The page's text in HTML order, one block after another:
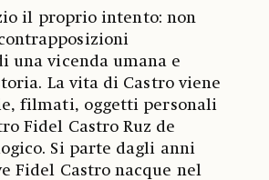
il proprio intento: non
una vicenda umana e
La vita di Castro viene
filmati, oggetti personali
Fidel Castro Ruz de
Si parte dagli anni
Fidel Castro nacque nel